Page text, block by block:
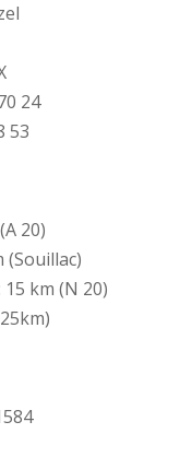
24
53
20)
(Souillac)
km (N 20)